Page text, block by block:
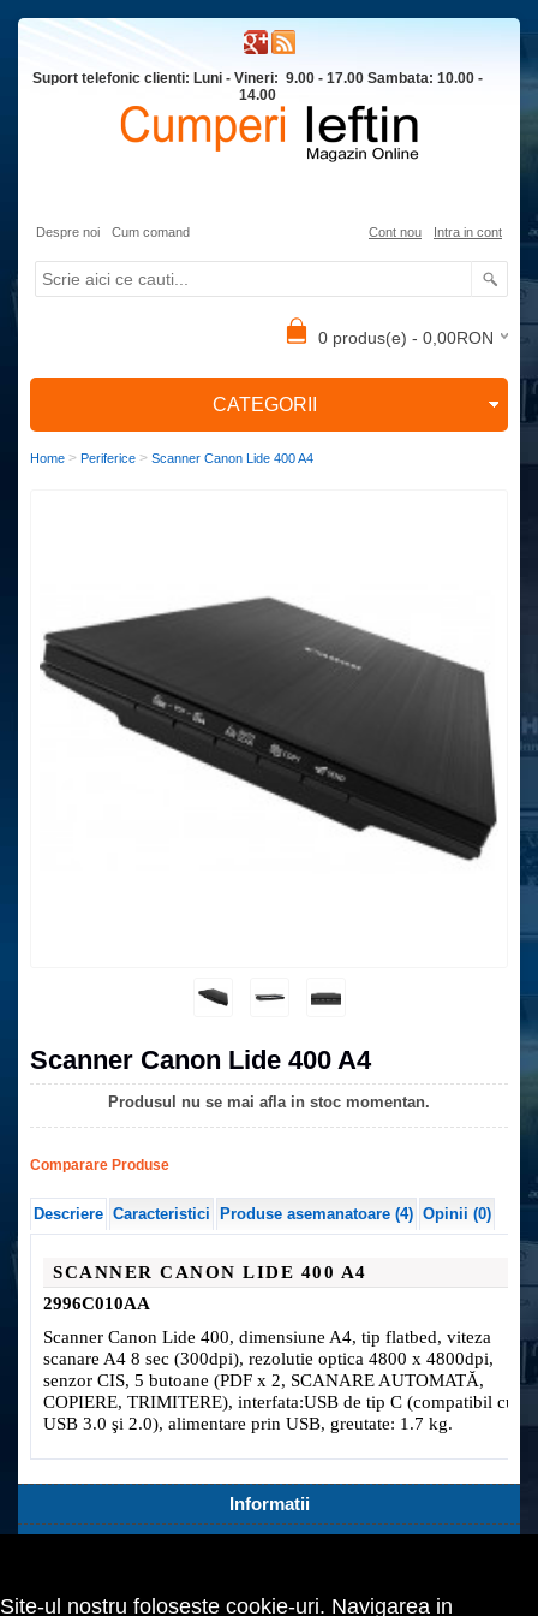
Suport telefonic clienti: Luni - Vineri: 9.00 - 17.00 Sambata: 10.00 -
14.00
Despre noi Cum comand Cont nou Intra in cont
0 produs(e) - 0,00RON
CATEGORII
Home > Periferice > Scanner Canon Lide 400 A4
Scanner Canon Lide 400 A4
Produsul nu se mai afla in stoc momentan.
Comparare Produse
Descriere Caracteristici Produse asemanatoare (4) Opinii (0)
SCANNER CANON LIDE 400 A4
2996C010AA
Scanner Canon Lide 400, dimensiune A4, tip flatbed, viteza
scanare A4 8 sec (300dpi), rezolutie optica 4800 x 4800dpi,
senzor CIS, 5 butoane (PDF x 2, SCANARE AUTOMATĂ,
COPIERE, TRIMITERE), interfata:USB de tip C (compatibil cu
USB 3.0 şi 2.0), alimentare prin USB, greutate: 1.7 kg.
Informatii
Site-ul nostru foloseste cookie-uri. Navigarea in